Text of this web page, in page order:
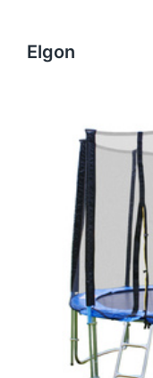
Elgon